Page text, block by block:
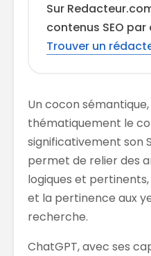
Sur
contenus SEO
Trouver un
Un cocon
thématiquement le
significativement son
permet de relier des
logiques et
et la pertinence aux
recherche.
ChatGPT, avec ses